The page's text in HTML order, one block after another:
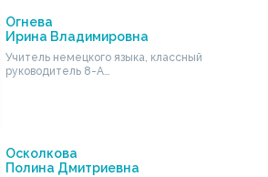
Огнева
Ирина Владимировна
Учитель немецкого языка, классный
руководитель 8-А…
Осколкова
Полина Дмитриевна